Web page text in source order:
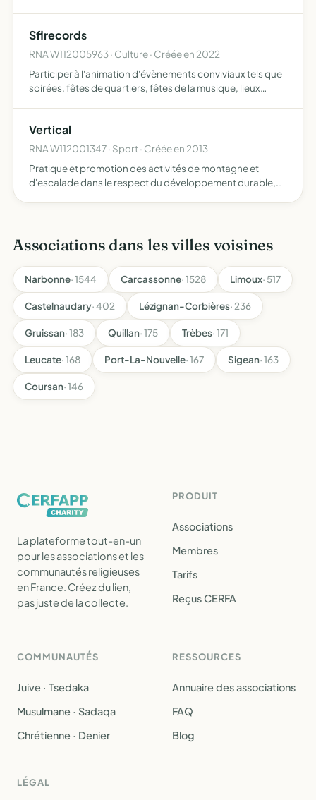
Sflrecords
RNA W112005963 · Culture · Créée en 2022
Participer à l'animation d'évènements conviviaux tels que
soirées, fêtes de quartiers, fêtes de la musique, lieux
Vertical
RNA W112001347 · Sport · Créée en 2013
Pratique et promotion des activités de montagne et
d'escalade dans le respect du développement durable,
Associations dans les villes voisines
Narbonne· 1544 Carcassonne· 1528 Limoux· 517
Castelnaudary· 402 Lézignan-Corbières· 236
Gruissan· 183 Quillan· 175 Trèbes· 171
Leucate· 168 Port-La-Nouvelle· 167 Sigean· 163
Coursan· 146
La plateforme tout-en-un
pour les associations et les
communautés religieuses
en France. Créez du lien,
pas juste de la collecte.
PRODUIT
Associations
Membres
Tarifs
Reçus CERFA
COMMUNAUTÉS
Juive · Tsedaka
Musulmane · Sadaqa
Chrétienne · Denier
RESSOURCES
Annuaire des associations
FAQ
Blog
LÉGAL